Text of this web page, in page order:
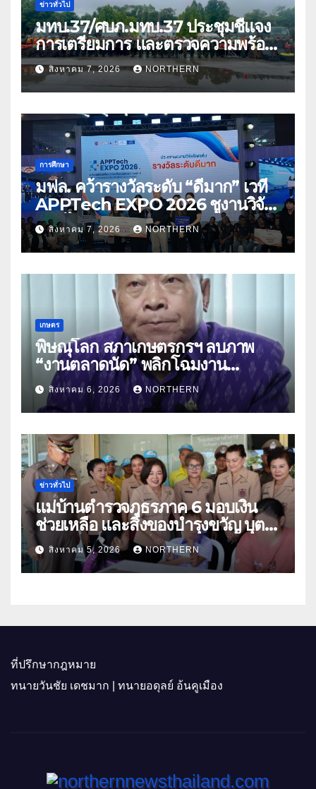
ข่าวทั่วไป
มทบ.37/ศบภ.มทบ.37 ประชุมชี้แจง
การเตรียมการ และตรวจความพร้อม
ด้านการบรรเทาสาธารณภัย
สิงหาคม 7, 2026 NORTHERN
การศึกษา
มฟล. คว้ารางวัลระดับ “ดีมาก” เวที
APPTech EXPO 2026 ชูงานวิจัย
สมุนไพร ขับเคลื่อนนวัตกรรมสู่เชิง
พาณิชย์
สิงหาคม 7, 2026 NORTHERN
เกษตร
พิษณุโลก สภาเกษตรกรฯ ลบภาพ
“งานตลาดนัด” พลิกโฉมงาน
“เกษตรรุ่งเรืองเมืองสองแคว 69” มุ่ง
ประโยชน์เกษตรกร ดึงนวัตกรรม-จับ
คู่ธุรกิจดันสินค้าเกษตรสู่สากล (คลิป)
สิงหาคม 6, 2026 NORTHERN
ข่าวทั่วไป
แม่บ้านตำรวจภูธรภาค 6 มอบเงิน
ช่วยเหลือ และสิ่งของบำรุงขวัญ บุตร-
ธิดา ข้าราชการตำรวจจังหวัด
อุทัยธานี
สิงหาคม 5, 2026 NORTHERN
ที่ปรึกษากฎหมาย
ทนายวันชัย เดชมาก | ทนายอดุลย์ อ้นคูเมือง